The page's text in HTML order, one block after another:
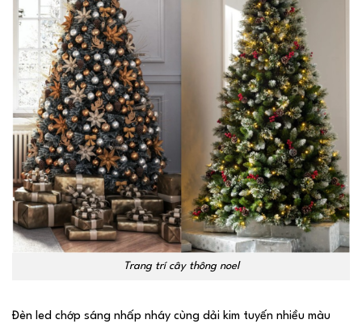
Trang trí cây thông noel
Đèn led chớp sáng nhấp nháy cùng dải kim tuyến nhiều màu